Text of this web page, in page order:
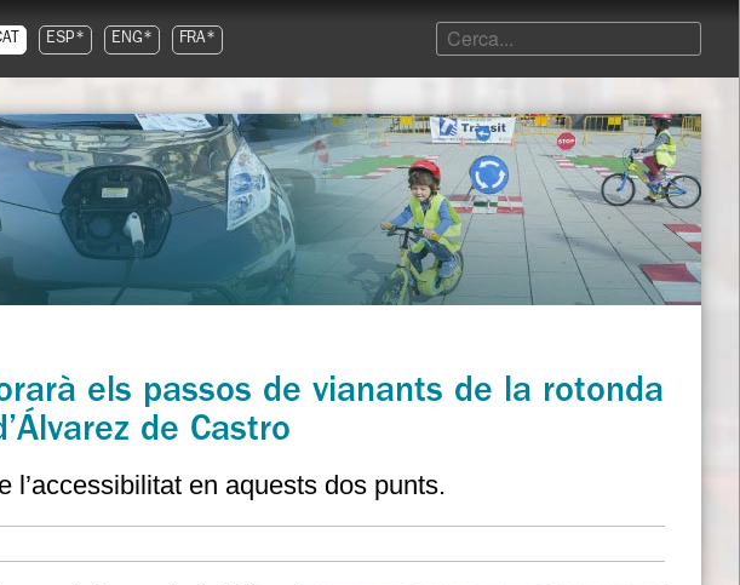
ESP* ENG* FRA*
els passos de vianants de la rotonda
de Castro
l’accessibilitat en aquests dos punts.